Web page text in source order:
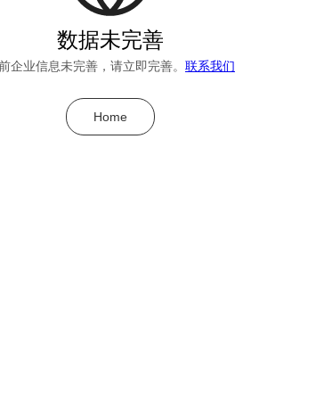
数据未完善
企业信息未完善，请立即完善。 联系我们
Home